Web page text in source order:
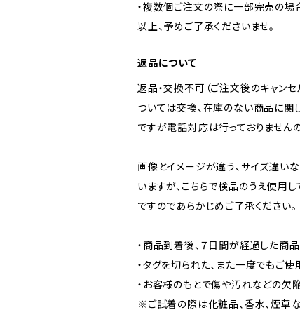
・複数個ご注文の際に一部完売の
以上、予めご了承くださいませ。
返品について
返品・交換不可（ご注文後のキャン
ついては交換、在庫のない商品に関
ですが電話対応は行っておりません
画像とイメージが違う、サイズ違い
いますが、こちらで検品のうえ使用
ですのであらかじめご了承ください。
・商品到着後、７日間が経過した商品
・タグを切られた、また一度でもご
・お客様のもとで傷や汚れなどの欠
※ご試着の際は化粧品、香水、煙草